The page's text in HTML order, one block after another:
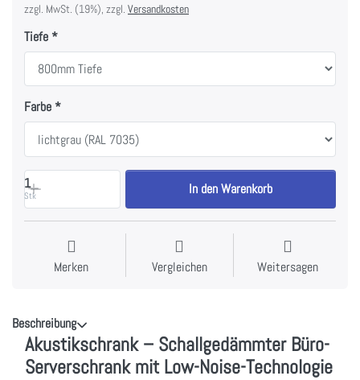
zzgl. MwSt. (19%), zzgl. Versandkosten
Tiefe
Farbe
1
Stk In den Warenkorb
Merken Vergleichen Weitersagen
Beschreibung
Akustikschrank – Schallgedämmter Büro-
Serverschrank mit Low-Noise-Technologie